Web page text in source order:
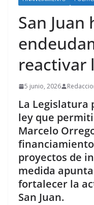
San
reactivar
5 junio, 2026
La Legislatura
ley que
Marcelo
proyectos de
medida
fortalecer la
San Juan.